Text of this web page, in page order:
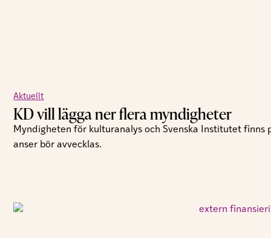
Aktuellt
KD vill lägga ner flera myndigheter
Myndigheten för kulturanalys och Svenska Institutet
anser bör avvecklas.